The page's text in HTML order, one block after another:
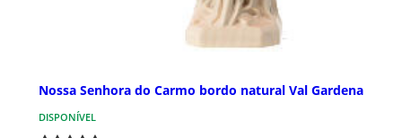
Nossa Senhora do Carmo bordo natural Val Gardena
DISPONÍVEL